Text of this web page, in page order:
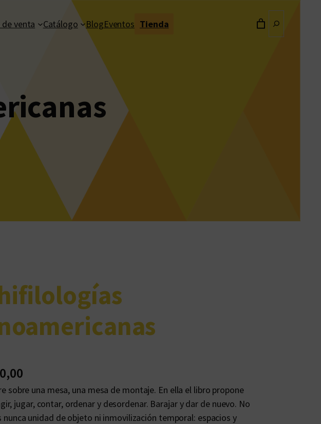
venta Catálogo BlogEventos Tienda
sobre una mesa, una mesa de montaje. En ella el libro propone
jugar, contar, ordenar y desordenar. Barajar y dar de nuevo. No
unidad de objeto ni inmovilización temporal: espacios y